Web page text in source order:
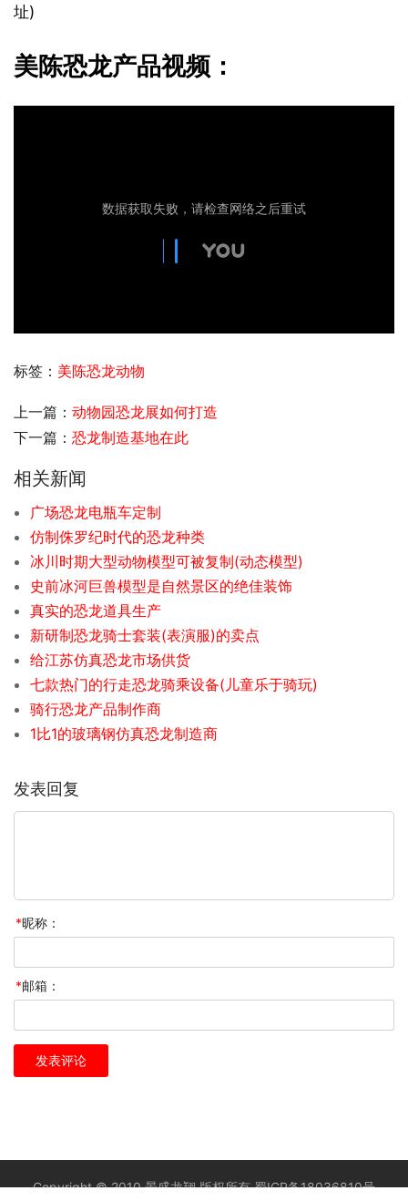
址)
美陈恐龙产品视频：
标签： 美陈恐龙动物
上一篇： 动物园恐龙展如何打造
下一篇： 恐龙制造基地在此
相关新闻
广场恐龙电瓶车定制
仿制侏罗纪时代的恐龙种类
冰川时期大型动物模型可被复制(动态模型)
史前冰河巨兽模型是自然景区的绝佳装饰
真实的恐龙道具生产
新研制恐龙骑士套装(表演服)的卖点
给江苏仿真恐龙市场供货
七款热门的行走恐龙骑乘设备(儿童乐于骑玩)
骑行恐龙产品制作商
1比1的玻璃钢仿真恐龙制造商
发表回复
*昵称：
*邮箱：
Copyright © 2010 景盛龙翔 版权所有蜀ICP备18036810号